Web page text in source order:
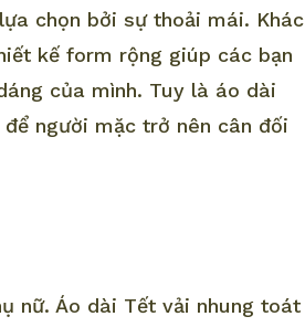
chọn bởi sự thoải mái. Khác
kế form rộng giúp các bạn
của mình. Tuy là áo dài
người mặc trở nên cân đối
nữ. Áo dài Tết vải nhung toát